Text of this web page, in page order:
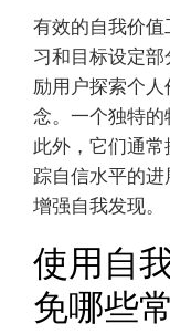
有效的自我价
习和目标设定
励用户探索个
念。一个独特的
此外，它们通
踪自信水平的
增强自我发现。
使用自
免哪些